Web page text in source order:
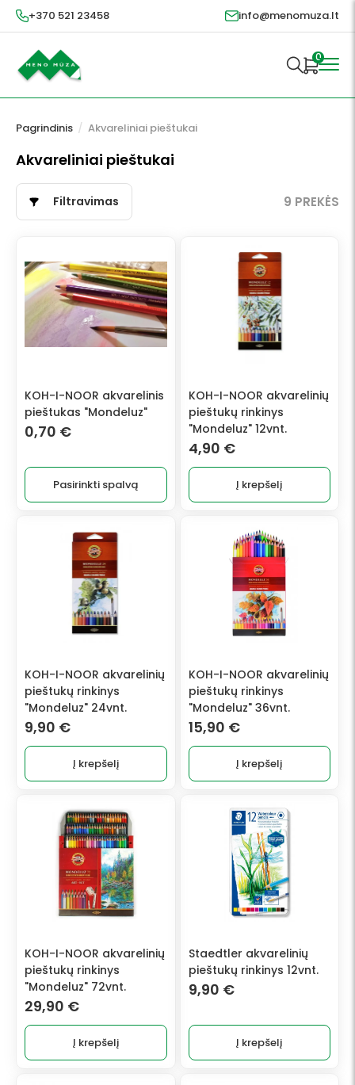
+370 521 23458 info@menomuza.lt
0
Pagrindinis / Akvareliniai pieštukai
Akvareliniai pieštukai
Filtravimas 9 PREKĖS
KOH-I-NOOR akvarelinis
pieštukas "Mondeluz"
0,70 €
Pasirinkti spalvą
product
has
multiple
variants.
The
be
chosen
on
the
product
page
KOH-I-NOOR akvarelinių
pieštukų rinkinys
"Mondeluz" 12vnt.
4,90 €
Į krepšelį
KOH-I-NOOR akvarelinių
pieštukų rinkinys
"Mondeluz" 24vnt.
9,90 €
Į krepšelį
KOH-I-NOOR akvarelinių
pieštukų rinkinys
"Mondeluz" 36vnt.
15,90 €
Į krepšelį
KOH-I-NOOR akvarelinių
pieštukų rinkinys
"Mondeluz" 72vnt.
29,90 €
Į krepšelį
Staedtler akvarelinių
pieštukų rinkinys 12vnt.
9,90 €
Į krepšelį